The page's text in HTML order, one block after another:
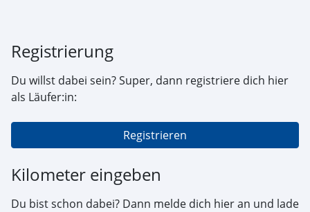
Registrierung
Du willst dabei sein? Super, dann registriere dich hier
als Läufer:in:
Registrieren
Kilometer eingeben
Du bist schon dabei? Dann melde dich hier an und lade